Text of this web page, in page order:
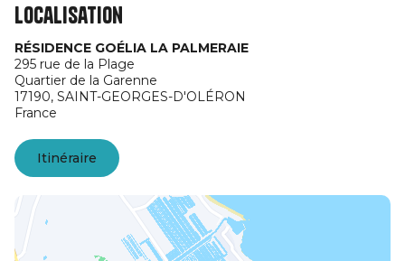
Localisation
RÉSIDENCE GOÉLIA LA PALMERAIE
295 rue de la Plage
Quartier de la Garenne
17190, SAINT-GEORGES-D'OLÉRON
France
Itinéraire